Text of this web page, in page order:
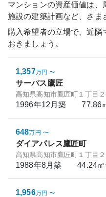
マンションの資産価値は
施設の建築計画など、さま
購入希望者の立場で、近隣
おきましょう。
1,357万円 〜
サーパス鷹匠
高知県高知市鷹匠町１丁目２
1996年12月築 77.86
648万円 〜
ダイアパレス鷹匠町
高知県高知市鷹匠町１丁目２
1988年8月築 44.24㎡
1,956万円 〜